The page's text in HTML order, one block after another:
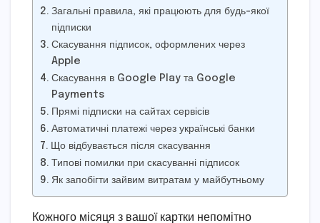
Загальні правила, які працюють для будь-якої
підписки
Скасування підписок, оформлених через
Apple
Скасування в Google Play та Google
Payments
Прямі підписки на сайтах сервісів
Автоматичні платежі через українські банки
Що відбувається після скасування
Типові помилки при скасуванні підписок
Як запобігти зайвим витратам у майбутньому
Кожного місяця з вашої картки непомітно